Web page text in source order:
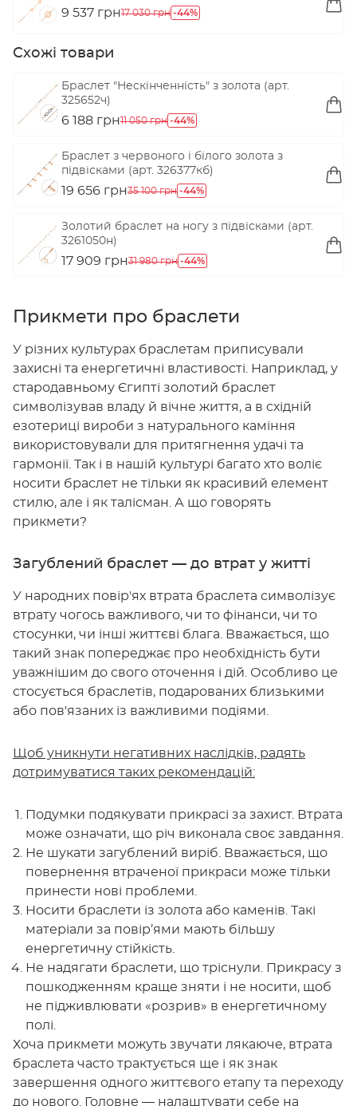
9 537 грн17 030 грн -44%
Схожі товари
Браслет "Нескінченність" з золота (арт.
325652ч)
6 188 грн11 050 грн -44%
Браслет з червоного і білого золота з
підвісками (арт. 326377кб)
19 656 грн35 100 грн -44%
Золотий браслет на ногу з підвісками (арт.
3261050н)
17 909 грн31 980 грн -44%
Прикмети про браслети
У різних культурах браслетам приписували
захисні та енергетичні властивості. Наприклад, у
стародавньому Єгипті золотий браслет
символізував владу й вічне життя, а в східній
езотериці вироби з натурального каміння
використовували для притягнення удачі та
гармонії. Так і в нашій культурі багато хто воліє
носити браслет не тільки як красивий елемент
стилю, але і як талісман. А що говорять
прикмети?
Загублений браслет — до втрат у житті
У народних повір'ях втрата браслета символізує
втрату чогось важливого, чи то фінанси, чи то
стосунки, чи інші життєві блага. Вважається, що
такий знак попереджає про необхідність бути
уважнішим до свого оточення і дій. Особливо це
стосується браслетів, подарованих близькими
або пов'язаних із важливими подіями.
Щоб уникнути негативних наслідків, радять
дотримуватися таких рекомендацій:
Подумки подякувати прикрасі за захист. Втрата
може означати, що річ виконала своє завдання.
Не шукати загублений виріб. Вважається, що
повернення втраченої прикраси може тільки
принести нові проблеми.
Носити браслети із золота або каменів. Такі
матеріали за повір’ями мають більшу
енергетичну стійкість.
Не надягати браслети, що тріснули. Прикрасу з
пошкодженням краще зняти і не носити, щоб
не підживлювати «розрив» в енергетичному
полі.
Хоча прикмети можуть звучати лякаюче, втрата
браслета часто трактується ще і як знак
завершення одного життєвого етапу та переходу
до нового. Головне — налаштувати себе на